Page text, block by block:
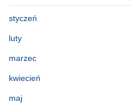
styczeń
luty
marzec
kwiecień
maj